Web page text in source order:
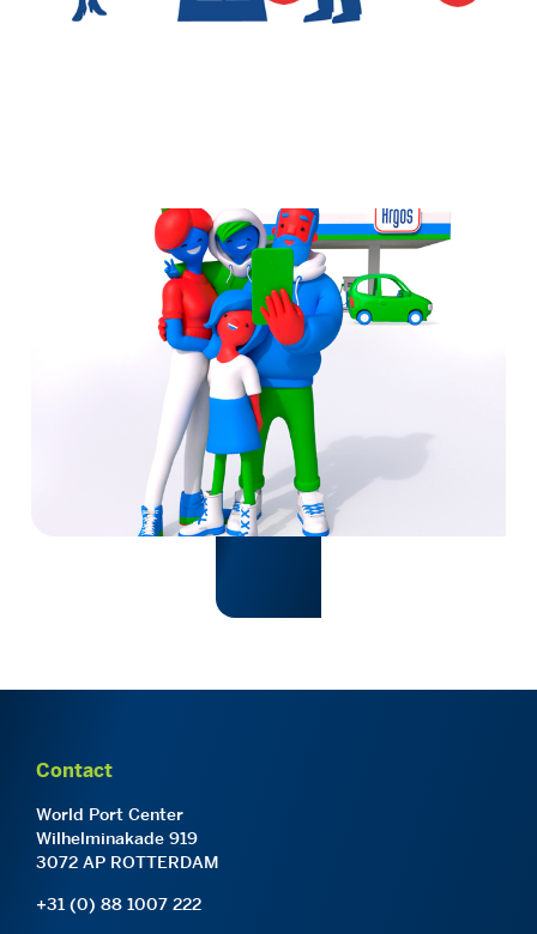
Contact
World Port Center
Wilhelminakade 919
3072 AP ROTTERDAM
+31 (0) 88 1007 222